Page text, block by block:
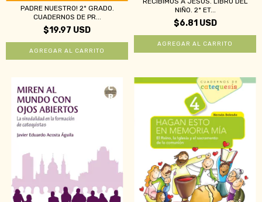
PADRE NUESTRO! 2º GRADO.
CUADERNOS DE PR...
$19.97 USD
NIÑO. 2ª ET...
$6.81 USD